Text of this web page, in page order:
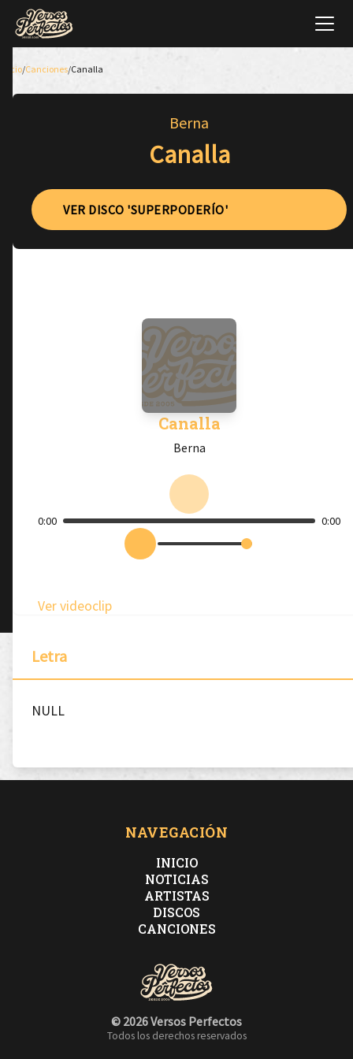
Inicio/Canciones/Canalla
Berna
Canalla
VER DISCO 'SUPERPODERÍO'
Canalla
Berna
0:00 0:00
Ver videoclip
Letra
NULL
NAVEGACIÓN
INICIO
NOTICIAS
ARTISTAS
DISCOS
CANCIONES
© 2026 Versos Perfectos
Todos los derechos reservados